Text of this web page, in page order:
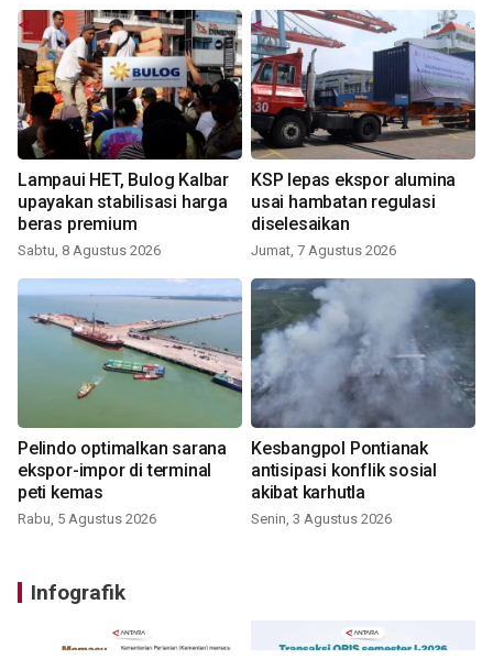
Lampaui HET, Bulog Kalbar
upayakan stabilisasi harga
beras premium
Sabtu, 8 Agustus 2026
KSP lepas ekspor alumina
usai hambatan regulasi
diselesaikan
Jumat, 7 Agustus 2026
Pelindo optimalkan sarana
ekspor-impor di terminal
peti kemas
Rabu, 5 Agustus 2026
Kesbangpol Pontianak
antisipasi konflik sosial
akibat karhutla
Senin, 3 Agustus 2026
Infografik